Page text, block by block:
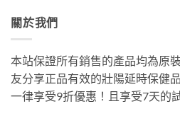
關於我們
本站保證所有銷售的產品均為原
友分享正品有效的壯陽延時保健
一律享受9折優惠！且享受7天的